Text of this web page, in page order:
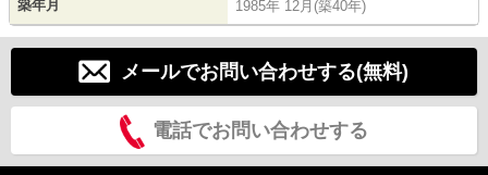
築年月 1985年 12月(築40年)
メールでお問い合わせする(無料)
電話でお問い合わせする